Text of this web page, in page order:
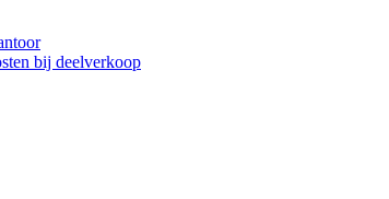
bij deelverkoop